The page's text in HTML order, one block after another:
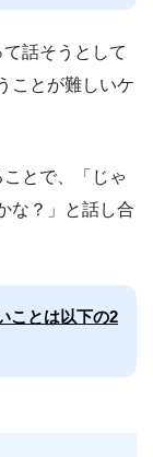
話そうとして
ことが難しいケ
とで、「じゃ
な？」と話し合
ことは以下の2